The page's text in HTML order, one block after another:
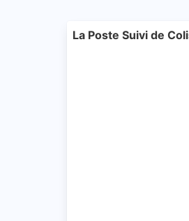
La Poste Suivi de